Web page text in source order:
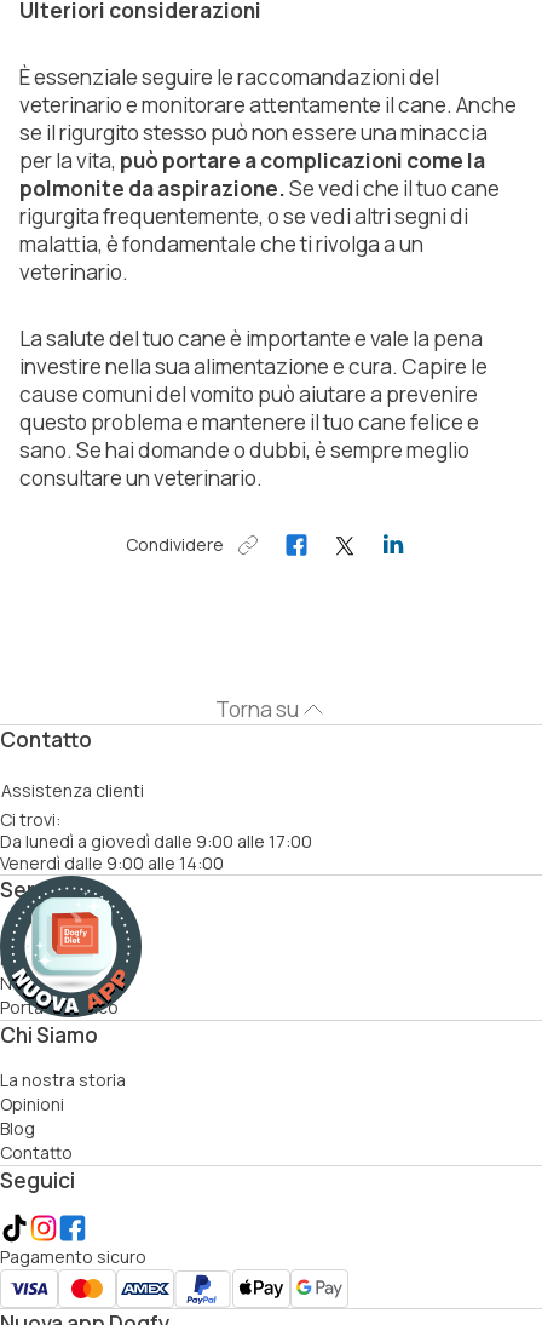
Ulteriori considerazioni
È essenziale seguire le raccomandazioni del
veterinario e monitorare attentamente il cane. Anche
se il rigurgito stesso può non essere una minaccia
per la vita, può portare a complicazioni come la
polmonite da aspirazione.Se vedi che il tuo cane
rigurgita frequentemente, o se vedi altri segni di
malattia, è fondamentale che ti rivolga a un
veterinario.
La salute del tuo cane è importante e vale la pena
investire nella sua alimentazione e cura. Capire le
cause comuni del vomito può aiutare a prevenire
questo problema e mantenere il tuo cane felice e
sano. Se hai domande o dubbi, è sempre meglio
consultare un veterinario.
Condividere
Torna su
Contatto
Assistenza clienti
Ci trovi:
Da lunedì a giovedì dalle 9:00 alle 17:00
Venerdì dalle 9:00 alle 14:00
Servizi
Come funziona
Ricette
Nutrizionisti
Porta un amico
Chi Siamo
La nostra storia
Opinioni
Blog
Contatto
Seguici
Pagamento sicuro